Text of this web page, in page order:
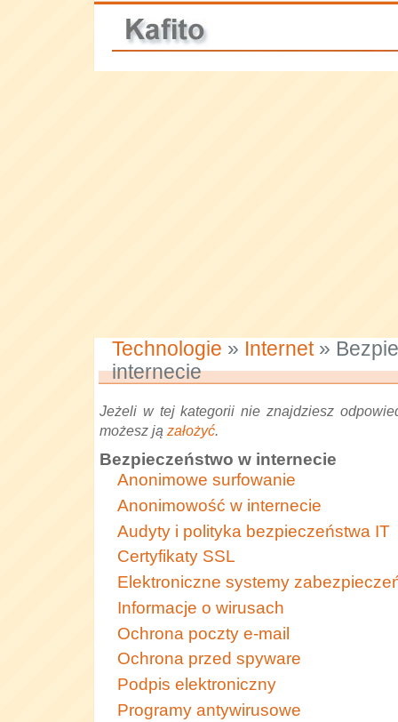
Technologie » Internet»
internecie
Jeżeli w tej kategorii nie znajdziesz
możesz ją założyć.
Bezpieczeństwo w internecie
Anonimowe surfowanie
Anonimowość w internecie
Audyty i polityka bezpieczeństwa IT
Certyfikaty SSL
Elektroniczne systemy
Informacje o wirusach
Ochrona poczty e-mail
Ochrona przed spyware
Podpis elektroniczny
Programy antywirusowe